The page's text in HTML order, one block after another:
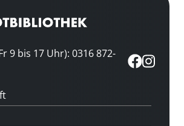
9 bis 17 Uhr): 0316 872-